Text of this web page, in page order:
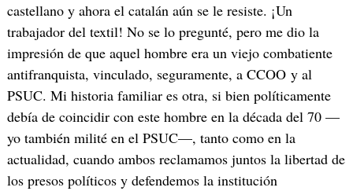
castellano y ahora el catalán aún se le resiste. ¡Un
trabajador del textil! No se lo pregunté, pero me dio la
impresión de que aquel hombre era un viejo combatiente
antifranquista, vinculado, seguramente, a CCOO y al
PSUC. Mi historia familiar es otra, si bien políticamente
debía de coincidir con este hombre en la década del 70 —
yo también milité en el PSUC—, tanto como en la
actualidad, cuando ambos reclamamos juntos la libertad de
los presos políticos y defendemos la institución